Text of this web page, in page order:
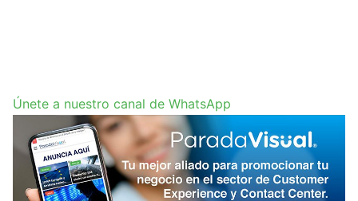
Únete a nuestro canal de WhatsApp